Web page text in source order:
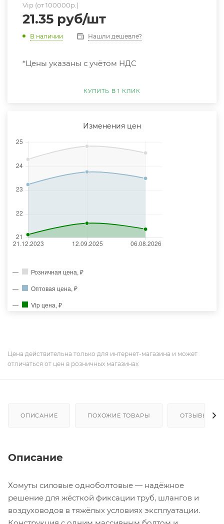
Vip (от 100000р.)
21.35 руб/шт
В наличии Нашли дешевле?
*Цены указаны с учётом НДС
КУПИТЬ В 1 КЛИК
Изменения цен
Розничная цена, ₽
Оптовая цена, ₽
Vip цена, ₽
Цена действительна только для интернет-магазина и может
отличаться от цен в розничных магазинах
ОПИСАНИЕ ПОХОЖИЕ ТОВАРЫ ОТЗЫВЫ
Описание
Хомуты силовые одноболтовые — надёжное
решение для жёсткой фиксации труб, шлангов и
воздуховодов в тяжёлых условиях эксплуатации.